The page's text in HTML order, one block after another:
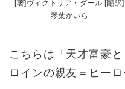
[著]ヴィクトリア・ダール [翻訳]
琴葉かいら
こちらは「天才富豪
ロインの親友＝ヒーロ